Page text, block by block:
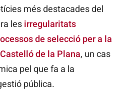
més destacades del
les irregularitats
de selecció per a la
de la Plana, un cas
pel que fa a la
pública.